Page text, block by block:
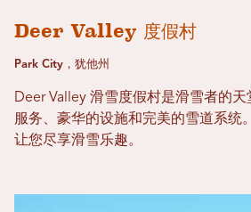
Deer Valley 度假村
Park City，犹他州
Deer Valley 滑雪度假村是滑雪者的
服务、豪华的设施和完美的雪道系统
让您尽享滑雪乐趣。